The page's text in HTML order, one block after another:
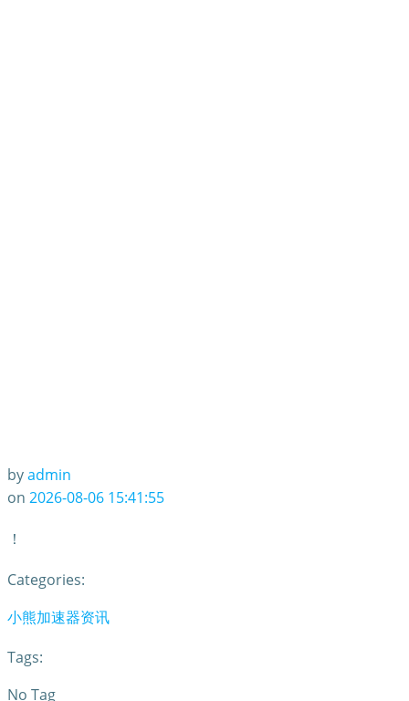
byadmin
on 2026-08-06 15:41:55
！
Categories:
小熊加速器资讯
Tags:
No Tag